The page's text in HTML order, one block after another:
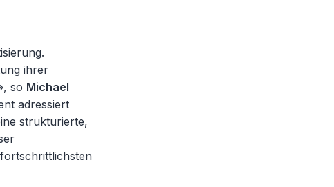
ihrer
so Michael
adressiert
strukturierte,